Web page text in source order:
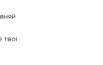
твої